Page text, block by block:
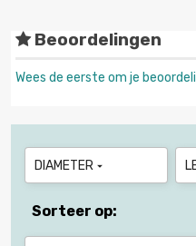
Beoordelingen
Wees de eerste om je
DIAMETER 
Sorteer op: